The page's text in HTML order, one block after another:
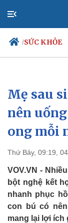
/SỨC KHỎE
Chính trị
Đảng
Tổ chức nhân sự
Quốc hội
Nhận diện sự thật
Mẹ sau
nên
ong mỗi
Thứ Bảy, 09:19,
VOV.VN -
bột nghệ kết
nhanh phục
con bú có
mang lại lợi ích